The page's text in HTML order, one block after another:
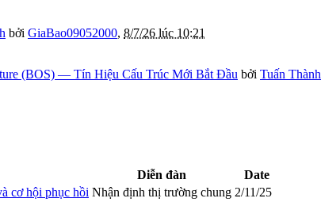
bởi GiaBao09052000, 8/7/26 lúc 10:21
(BOS) — Tín Hiệu Cấu Trúc Mới Bắt Đầu bởi Tuấn Thành
Diễn đàn
Date
cơ hội phục hồi Nhận định thị trường chung 2/11/25